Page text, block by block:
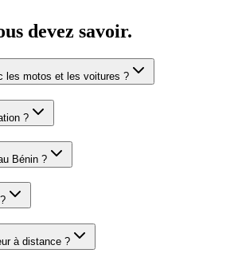
devez savoir.
les motos et les voitures ?
?
Bénin ?
à distance ?